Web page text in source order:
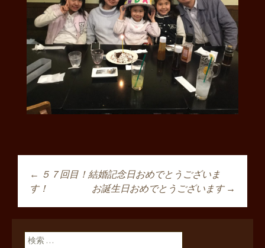
投稿ナビゲーショ
ン
← ５７回目！結婚記念日おめでとうございま
す！
お誕生日おめでとうございます →
検索: